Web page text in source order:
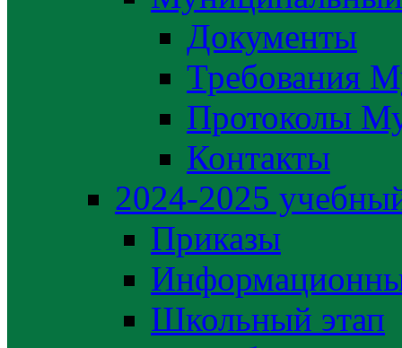
Документы
Требования
Протоколы
Контакты
2024-2025
Приказы
Школьный этап